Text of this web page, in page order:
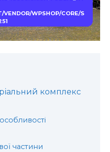
WPSHOP/CORE/S
комплекс
частини